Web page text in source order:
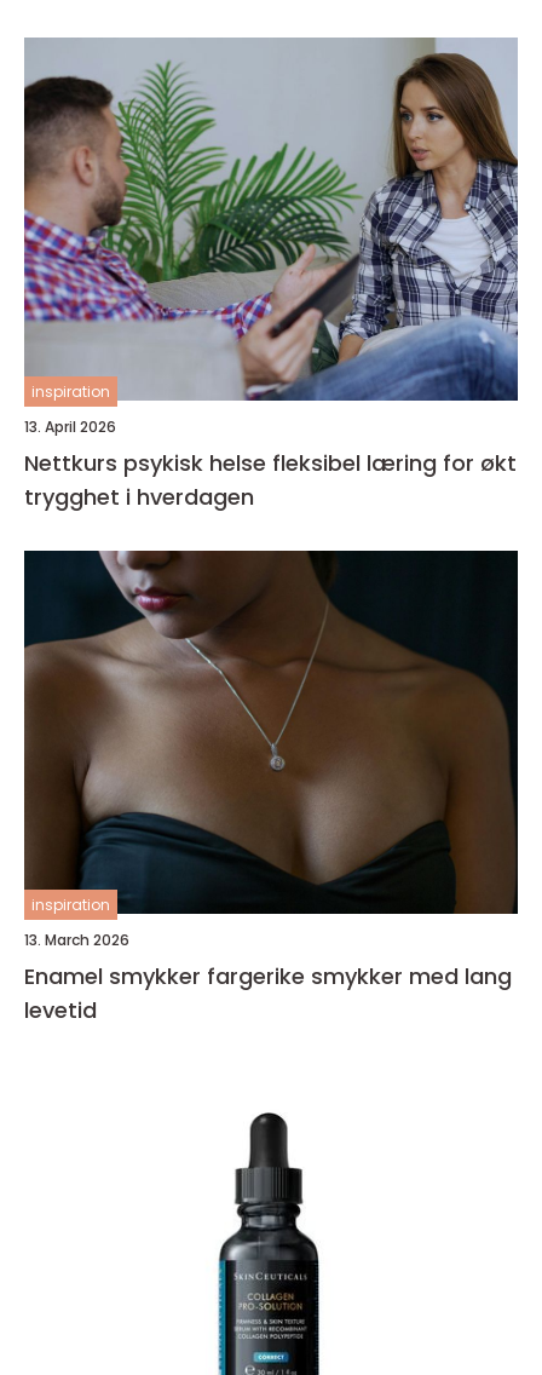
inspiration
13. April 2026
Nettkurs psykisk helse fleksibel læring for økt
trygghet i hverdagen
inspiration
13. March 2026
Enamel smykker fargerike smykker med lang
levetid